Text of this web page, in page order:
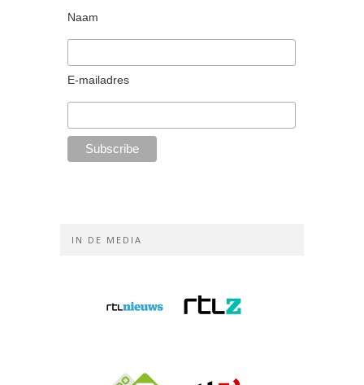
Naam
E-mailadres
IN DE MEDIA